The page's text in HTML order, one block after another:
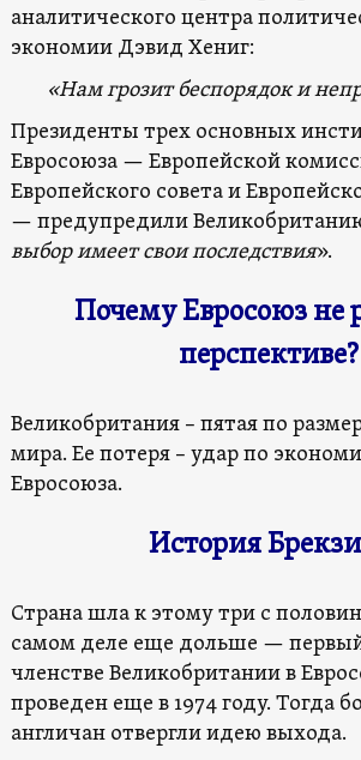
аналитического центра
экономии Дэвид Хениг:
«Нам грозит беспорядок и
Президенты трех основных
Евросоюза — Европейской
Европейского совета и
— предупредили
выбор имеет свои последствия».
Почему Евросоюз не
перспективе?
Великобритания – пятая по
мира. Ее потеря – удар по
Евросоюза.
История
Страна шла к этому три с
самом деле еще дольше —
членстве Великобритании в
проведен еще в 1974 году. Тогда
англичан отвергли идею выхода.